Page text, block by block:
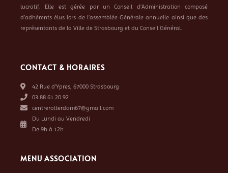
lucratif. Elle est gérée par un Conseil d’Administration composé
d’adhérents élus lors de l’assemblée Générale annuelle ainsi que des
représentants de la Ville de Strasbourg et du Conseil Général.
CONTACT & HORAIRES
42 Rue d’Ypres, 67000 Strasbourg
03 88 61 20 92
centrerotterdam67@gmail.com
Du Lundi au Vendredi
De 9h à 12h
MENU ASSOCIATION